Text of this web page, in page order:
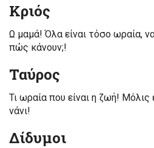
Κριός
Ω μαμά! Όλα είναι τόσο ωραία,
πώς κάνουν;!
Ταύρος
Τι ωραία που είναι η ζωή!
νάνι!
Δίδυμοι